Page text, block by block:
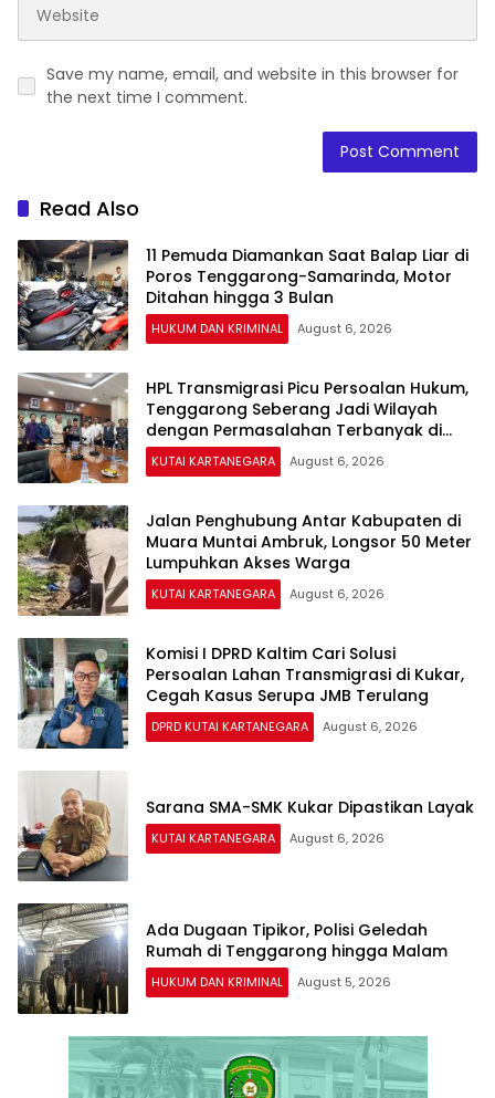
Save my name, email, and website in this browser for
the next time I comment.
Read Also
11 Pemuda Diamankan Saat Balap Liar di
Poros Tenggarong-Samarinda, Motor
Ditahan hingga 3 Bulan
HUKUM DAN KRIMINAL August 6, 2026
HPL Transmigrasi Picu Persoalan Hukum,
Tenggarong Seberang Jadi Wilayah
dengan Permasalahan Terbanyak di
Kukar
KUTAI KARTANEGARA August 6, 2026
Jalan Penghubung Antar Kabupaten di
Muara Muntai Ambruk, Longsor 50 Meter
Lumpuhkan Akses Warga
KUTAI KARTANEGARA August 6, 2026
Komisi I DPRD Kaltim Cari Solusi
Persoalan Lahan Transmigrasi di Kukar,
Cegah Kasus Serupa JMB Terulang
DPRD KUTAI KARTANEGARA August 6, 2026
Sarana SMA-SMK Kukar Dipastikan Layak
KUTAI KARTANEGARA August 6, 2026
Ada Dugaan Tipikor, Polisi Geledah
Rumah di Tenggarong hingga Malam
HUKUM DAN KRIMINAL August 5, 2026